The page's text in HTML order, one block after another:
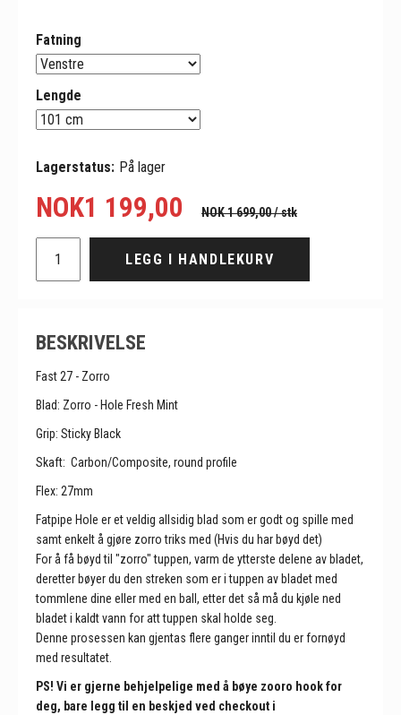
Fatning
Lengde
Lagerstatus: På lager
NOK1 199,00 NOK 1 699,00/ stk
LEGG I HANDLEKURV
BESKRIVELSE
Fast 27 - Zorro
Blad: Zorro - Hole Fresh Mint
Grip: Sticky Black
Skaft: Carbon/Composite, round profile
Flex: 27mm
Fatpipe Hole er et veldig allsidig blad som er godt og spille med
samt enkelt å gjøre zorro triks med (Hvis du har bøyd det)
For å få bøyd til "zorro" tuppen, varm de ytterste delene av bladet,
deretter bøyer du den streken som er i tuppen av bladet med
tommlene dine eller med en ball, etter det så må du kjøle ned
bladet i kaldt vann for att tuppen skal holde seg.
Denne prosessen kan gjentas flere ganger inntil du er fornøyd
med resultatet.
PS! Vi er gjerne behjelpelige med å bøye zooro hook for
deg, bare legg til en beskjed ved checkout i